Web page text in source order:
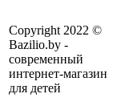
Copyright 2022 ©
Bazilio.by -
современный
интернет-магазин
для детей